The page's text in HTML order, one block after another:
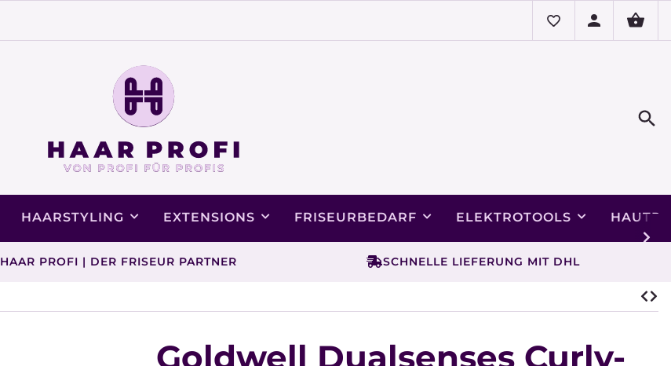
HAARSTYLING EXTENSIONS FRISEURBEDARF ELEKTROTOOLS
HAAR PROFI | DER FRISEUR PARTNER SCHNELLE LIEFERUNG MIT DHL
Goldwell Dualsenses Curly-